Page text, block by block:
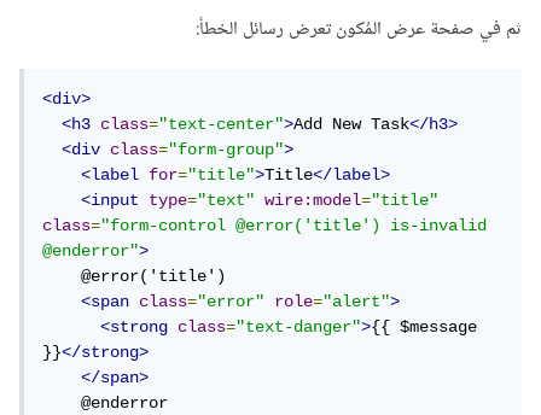
ثم في صفحة عرض المُكون تعرض رسائل الخطأ:
<div>
<h3
class="text-center">Add New Task</h3>
<div
class="form-group">
<label
for="title">Title</label>
<input
type="text" wire:model="title"
class="form-control @error('title') is-invalid
@enderror">
    @error('title')
<span
class="error" role="alert">
<strong
class="text-danger">{{ $message
}}</strong>
</span>
    @enderror